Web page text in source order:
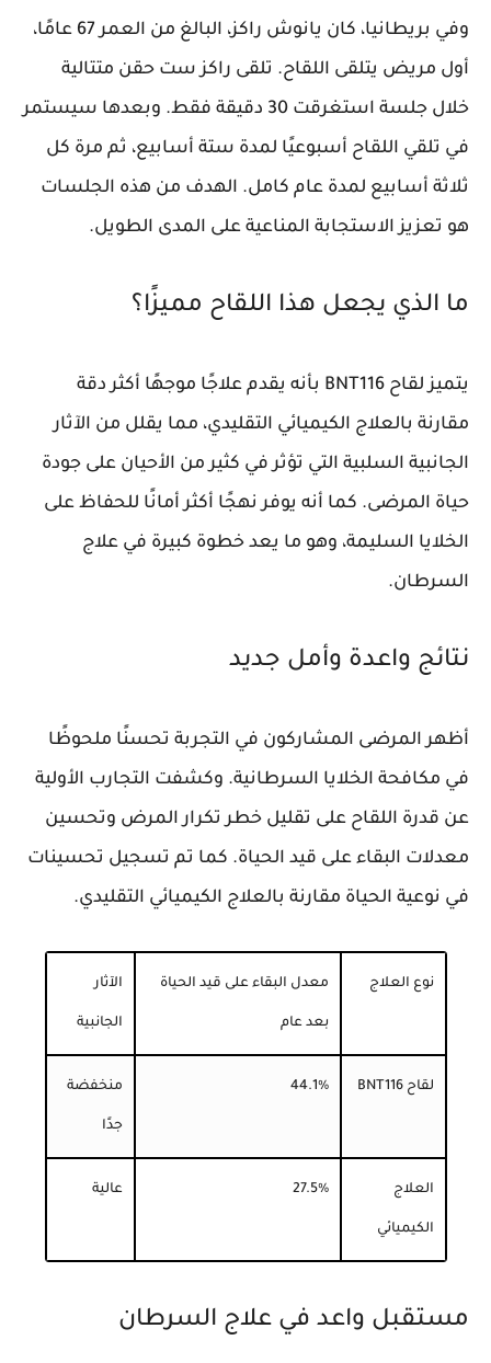
وفي بريطانيا، كان يانوش راكز
، البالغ من العمر 67 عامًا،
أول مريض يتلقى اللقاح. تلقى راكز ست حقن متتالية
خلال جلسة استغرقت 30 دقيقة فقط. وبعدها سيستمر
في تلقي اللقاح أسبوعيًا لمدة ستة أسابيع، ثم مرة كل
ثلاثة أسابيع لمدة عام كامل. الهدف من هذه الجلسات
هو تعزيز الاستجابة المناعية على المدى الطويل.
ما الذي يجعل هذا اللقاح مميزًا؟
يتميز لقاح BNT116 بأنه يقدم علاجًا موجهًا أكثر دقة
مقارنة بالعلاج الكيميائي التقليدي، مما يقلل من الآثار
الجانبية السلبية التي تؤثر في كثير من الأحيان على جودة
حياة المرضى. كما أنه يوفر نهجًا أكثر أمانًا للحفاظ على
الخلايا السليمة، وهو ما يعد خطوة كبيرة في علاج
السرطان.
نتائج واعدة وأمل جديد
أظهر المرضى المشاركون في التجربة تحسنًا ملحوظًا
في مكافحة الخلايا السرطانية. وكشفت التجارب الأولية
عن قدرة اللقاح على تقليل خطر تكرار المرض وتحسين
معدلات البقاء على قيد الحياة. كما تم تسجيل تحسينات
في نوعية الحياة مقارنة بالعلاج الكيميائي التقليدي.
نوع العلاج معدل البقاء على قيد الحياة
بعد عام
الآثار
الجانبية
لقاح BNT116 44.1% منخفضة
جدًا
العلاج
الكيميائي
27.5% عالية
مستقبل واعد في علاج السرطان